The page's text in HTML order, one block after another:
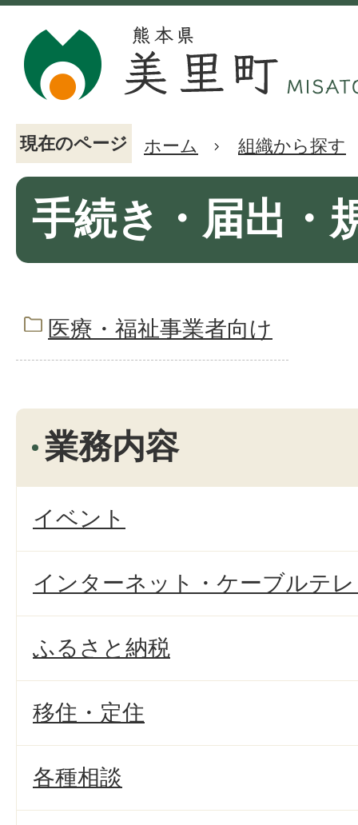
現在のページ ホーム 組織から探す
手続き・届出・
医療・福祉事業者向け
業務内容
イベント
インターネット・ケーブルテ
ふるさと納税
移住・定住
各種相談